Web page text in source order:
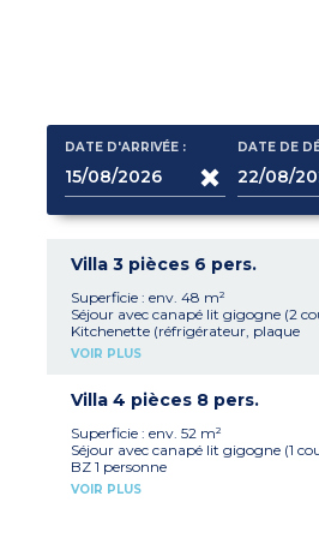
DATE D'ARRIVÉE : DATE DE
Villa 3 pièces 6 pers.
Superficie : env. 48 m²
Séjour avec canapé lit gigogne (2
Kitchenette (réfrigérateur, plaque
vitrocéramique, micro-ondes ou
1 chambre avec 2 lits simples
1 salle de douche
WC séparé pour la plupart
Terrasse et jardinet privatif
Climatisation
VOIR PLUS
Villa 4 pièces 8 pers.
Superficie : env. 52 m²
Séjour avec canapé lit gigogne (1
BZ 1 personne
Kitchenette (réfrigérateur, plaque
VOIR PLUS